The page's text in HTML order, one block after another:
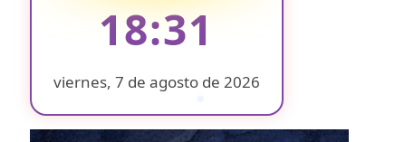
18:32
viernes, 7 de agosto de 2026
❄